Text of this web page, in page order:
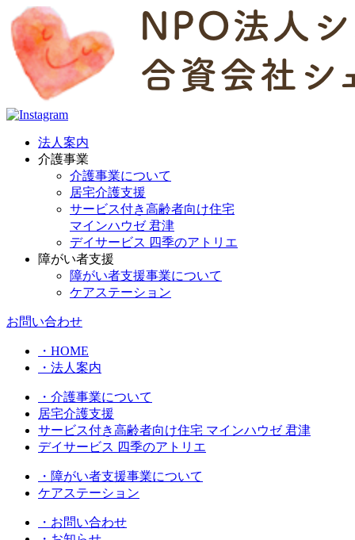
法人案内
介護事業
介護事業について
居宅介護支援
サービス付き高齢者向け住宅
マインハウゼ 君津
デイサービス 四季のアトリエ
障がい者支援
障がい者支援事業について
ケアステーション
お問い合わせ
・HOME
・法人案内
・介護事業について
居宅介護支援
サービス付き高齢者向け住宅 マインハウゼ 君津
デイサービス 四季のアトリエ
・障がい者支援事業について
ケアステーション
・お問い合わせ